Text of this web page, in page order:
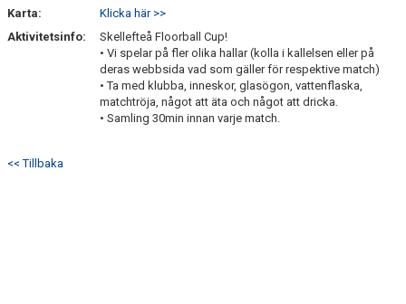
Karta:
Klicka här >>
Aktivitetsinfo:
Skellefteå Floorball Cup!
• Vi spelar på fler olika hallar (kolla i kallelsen eller på
deras webbsida vad som gäller för respektive match)
• Ta med klubba, inneskor, glasögon, vattenflaska,
matchtröja, något att äta och något att dricka.
• Samling 30min innan varje match.
<< Tillbaka